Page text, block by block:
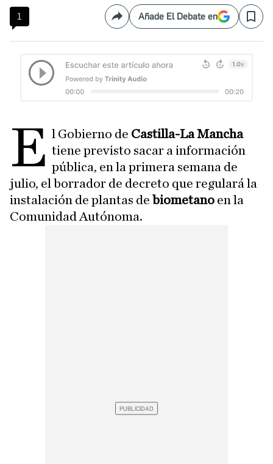
1 CompartirAñade El Debate en Save
E l Gobierno de Castilla-La Mancha
tiene previsto sacar a información
pública, en la primera semana de
julio, el borrador de decreto que regulará la
instalación de plantas de biometano en la
Comunidad Autónoma.